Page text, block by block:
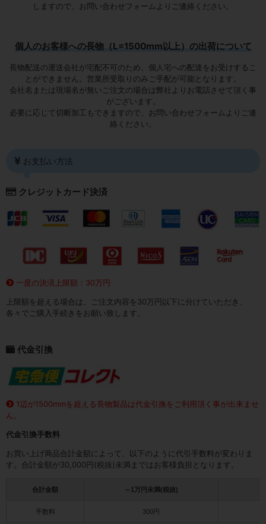
しますので、お問い合わせフォームよりご連絡ください。
個人のお客様への長物（L=1500mm以上）の出荷について
長物配送の運送会社が宅配不可のため、個人宅への配達をお受けするこ
とができません。営業所受取りのみご手配が可能となります。
会社名または現場名が無いご注文の場合は弊社よりお電話させて頂く事
がございます。
必要に応じて切断加工もできますので、お問い合わせフォームよりご連
絡ください。
お支払い方法
クレジットカード決済
一度の決済上限額：30万円
上限額を超える場合は、ご注文内容を30万円以下に分けていただき、
各々でご購入手続きをお願い致します。
代金引換
1辺が1500mmを超える長物製品は代金引換をご利用頂く事が出来ませ
ん。
代金引換手数料
お買い上げ商品合計金額によって、以下のように代引手数料が変わりま
す。合計金額が30,000円(税抜)未満まではお客様負担となります。
合計金額 ～1万円未満(税抜)
手数料 300円